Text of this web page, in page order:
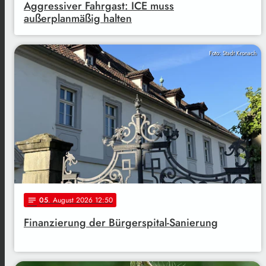
Aggressiver Fahrgast: ICE muss
außerplanmäßig halten
Foto: Stadt Kronach
notes 05. August 2026 12:50
Finanzierung der Bürgerspital-Sanierung